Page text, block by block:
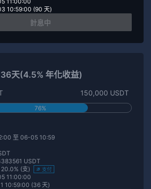
10:59:00 (90 天)
計息中
36天(4.5% 年化收益)
150,000 USDT
76%
至 06-05 10:59
USDT
(支)
支付
11:00:00
10:59:00 (36 天)